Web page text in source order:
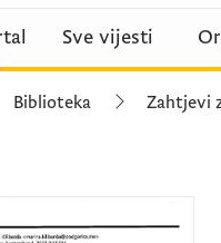
Sve vijesti
Biblioteka Zahtjevi